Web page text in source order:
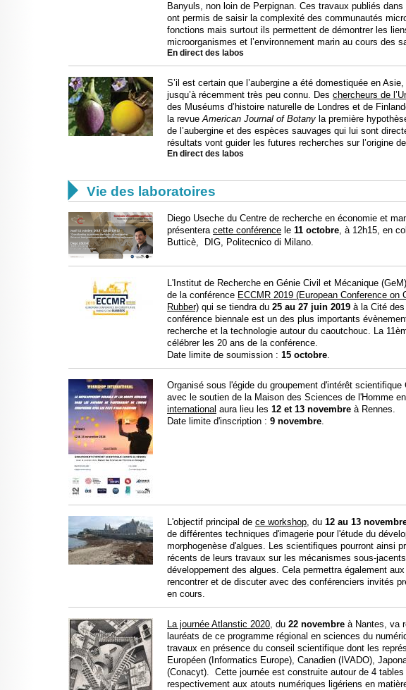
Banyuls, non loin de Perpignan. Ces travaux publiés dans
ont permis de saisir la complexité des communautés
fonctions mais surtout ils permettent de démontrer les
microorganismes et l’environnement marin au cours des
En direct des labos
S’il est certain que l’aubergine a été domestiquée en
jusqu’à récemment très peu connu. Des chercheurs de
des Muséums d’histoire naturelle de Londres et de
la revueAmerican Journal of Botany la première
de l’aubergine et des espèces sauvages qui lui sont
résultats vont guider les futures recherches sur l’origine
En direct des labos
 Vie des laboratoires
Diego Useche du Centre de recherche en économie et
présentera cette conférence le 11 octobre, à 12h15, en
Butticè, DIG, Politecnico di Milano.
L'Institut de Recherche en Génie Civil et Mécanique
de la conférence ECCMR 2019 (European Conference on
Rubber) qui se tiendra du 25 au 27 juin 2019 à la Cité
conférence biennale est un des plus importants
recherche et la technologie autour du caoutchouc. La
célébrer les 20 ans de la conférence.
Date limite de soumission : 15 octobre.
Organisé sous l'égide du groupement d'intérêt scientifique
avec le soutien de la Maison des Sciences de l'Homme
international aura lieu les 12 et 13 novembre à Rennes.
Date limite d'inscription : 9 novembre.
L'objectif principal de ce workshop, du 12 au 13
de différentes techniques d'imagerie pour l'étude du
morphogenèse d'algues. Les scientifiques pourront ainsi
récents de leurs travaux sur les mécanismes sous-
développement des algues. Cela permettra également
rencontrer et de discuter avec des conférenciers invités
en cours.
La journée Atlanstic 2020, du 22 novembre à Nantes, va
lauréats de ce programme régional en sciences du
travaux en présence du conseil scientifique dont les
Européen (Informatics Europe), Canadien (IVADO),
(Conacyt). Cette journée est construite autour de 4
respectivement aux atouts numériques ligériens en